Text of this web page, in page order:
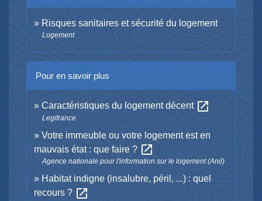
Risques sanitaires et sécurité du logement
Logement
Pour en savoir plus
Caractéristiques du logement décentopen_in_new
Legifrance
Votre immeuble ou votre logement est en
mauvais état : que faire ?open_in_new
Agence nationale pour l'information sur le logement (Anil)
Habitat indigne (insalubre, péril, ...) : quel
recours ? open_in_new